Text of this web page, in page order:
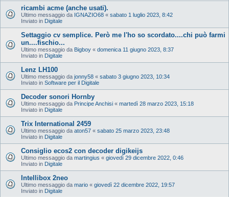
ricambi acme (anche usati).
Ultimo messaggio da IGNAZIO68 « sabato 1 luglio 2023, 8:42
Inviato in Digitale
Settaggio cv semplice. Però me l'ho so scordato....chi può farmi
un....fischio...
Ultimo messaggio da Bigboy « domenica 11 giugno 2023, 8:37
Inviato in Digitale
Lenz LH100
Ultimo messaggio da jonny58 « sabato 3 giugno 2023, 10:34
Inviato in Software per il Digitale
Decoder sonori Hornby
Ultimo messaggio da Principe Anchisi « martedì 28 marzo 2023, 15:18
Inviato in Digitale
Trix International 2459
Ultimo messaggio da aton57 « sabato 25 marzo 2023, 23:48
Inviato in Digitale
Consiglio ecos2 con decoder digikeijs
Ultimo messaggio da martingius « giovedì 29 dicembre 2022, 0:46
Inviato in Digitale
Intellibox 2neo
Ultimo messaggio da mario « giovedì 22 dicembre 2022, 19:57
Inviato in Digitale